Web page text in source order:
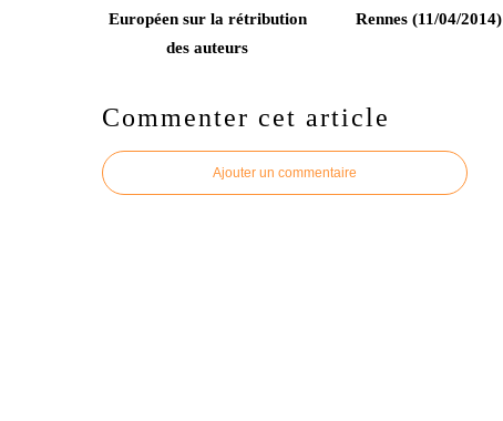
Européen sur la rétribution
des auteurs
Rennes (11/04/2014)
Commenter cet article
Ajouter un commentaire